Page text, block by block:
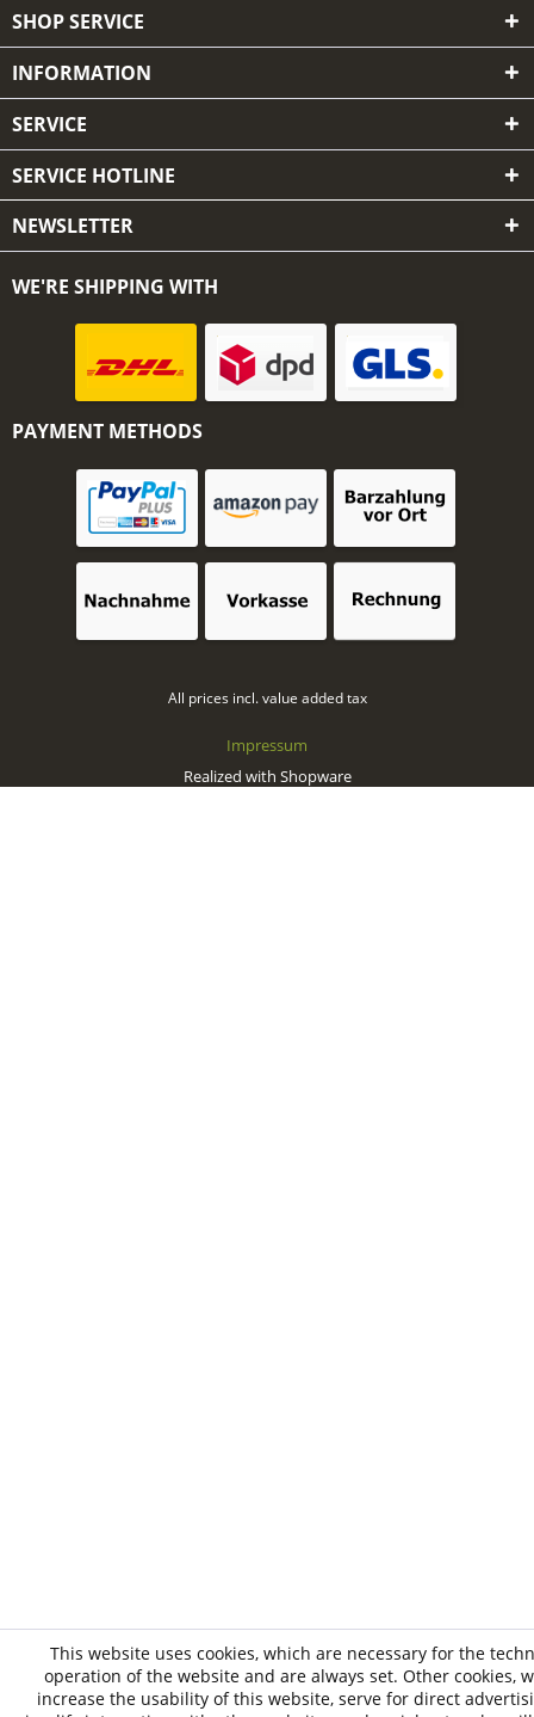
SHOP SERVICE
INFORMATION
SERVICE
SERVICE HOTLINE
NEWSLETTER
WE'RE SHIPPING WITH
PAYMENT METHODS
All prices incl. value added tax
Impressum
Realized with Shopware
This website uses cookies, which are necessary for the
operation of the website and are always set. Other cookies,
increase the usability of this website, serve for direct